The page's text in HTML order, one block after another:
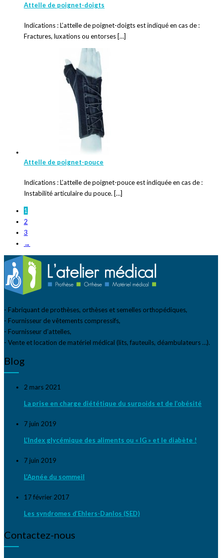
Attelle de poignet-doigts
Indications : L’attelle de poignet-doigts est indiqué en cas de :
Fractures, luxations ou entorses […]
Attelle de poignet-pouce
Indications : L’attelle de poignet-pouce est indiquée en cas de :
Instabilité articulaire du pouce. […]
1
2
3
→
- Fabriquant de prothèses, orthèses et semelles orthopédiques,
- Fournisseur de vêtements compressifs,
- Fournisseur d’attelles,
- Vente et location de matériel médical (lits, fauteuils, déambulateurs …).
Blog
2 mars 2021
La prise en charge diététique du surpoids et de l’obésité
7 juin 2019
L’Index glycémique des aliments ou « IG » et le diabète !
7 juin 2019
L’Apnée du sommeil
17 février 2017
Les syndromes d’Ehlers-Danlos (SED)
Contactez-nous